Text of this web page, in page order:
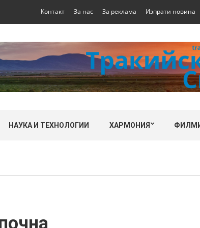
Контакт За нас За реклама Изпрати новина
НАУКА И ТЕХНОЛОГИИ ХАРМОНИЯ